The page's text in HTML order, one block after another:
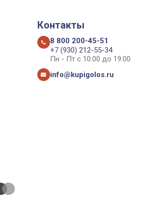
Контакты
8 800 200-45-51
+7 (930) 212-55-34
Пн - Пт с 10:00 до 19:00
info@kupigolos.ru